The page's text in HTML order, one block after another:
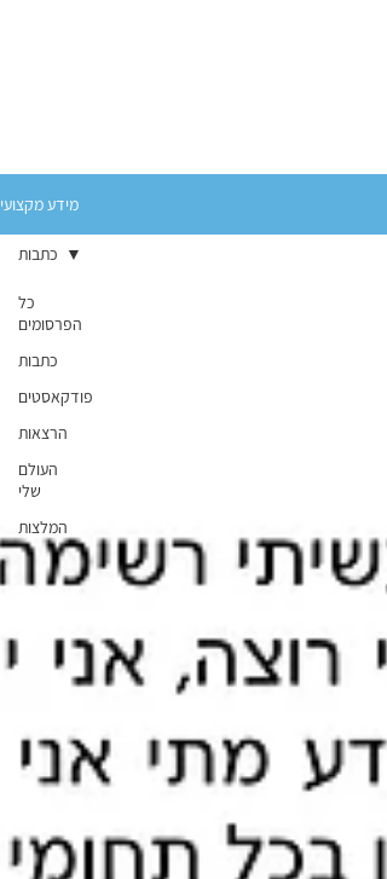
מידע מקצועי
כל
הפרסומים
כתבות
פודקאסטים
הרצאות
העולם
שלי
המלצות
כתבות